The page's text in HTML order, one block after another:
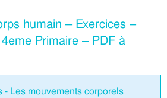
humain – Exercices –
Primaire – PDF à
- Les mouvements corporels